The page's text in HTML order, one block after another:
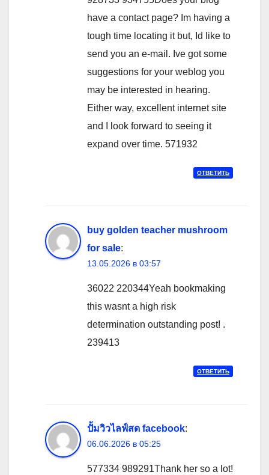
have a contact page? Im having a
tough time locating it but, Id like to
send you an e-mail. Ive got some
suggestions for your weblog you
may be interested in hearing.
Either way, excellent internet site
and I look forward to seeing it
expand over time. 571932
ОТВЕТИТЬ
buy golden teacher mushroom
for sale:
13.05.2026 в 03:57
36022 220344Yeah bookmaking
this wasnt a high risk
determination outstanding post! .
239413
ОТВЕТИТЬ
ปั้มวิวไลฟ์สด facebook:
06.06.2026 в 05:25
577334 989291Thank her so a lot!